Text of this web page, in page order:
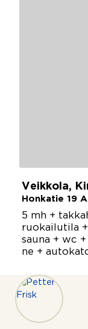
Veikkola,
Honkatie 19 A
5 mh +
ruokailutila
sauna + wc
ne +